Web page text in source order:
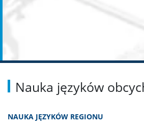
Nauka języków
NAUKA JĘZYKÓW REGIONU